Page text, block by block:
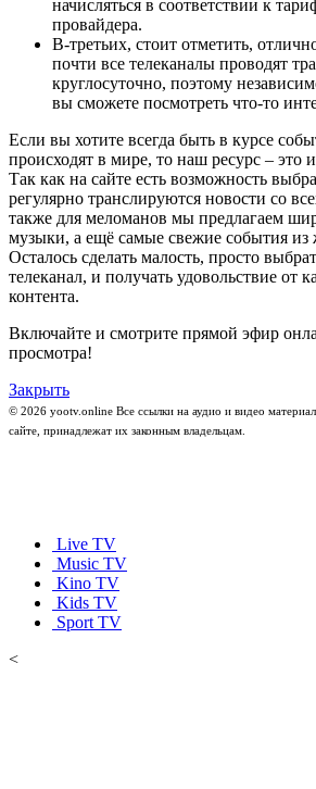
начисляться в соответствии к
провайдера.
В-третьих, стоит отметить,
почти все телеканалы проводят
круглосуточно, поэтому
вы сможете посмотреть что-то
Если вы хотите всегда быть в курсе
происходят в мире, то наш ресурс – это
Так как на сайте есть возможность
регулярно транслируются новости со
также для меломанов мы предлагаем
музыки, а ещё самые свежие события из
Осталось сделать малость, просто
телеканал, и получать удовольствие от
контента.
Включайте и смотрите прямой эфир
просмотра!
Закрыть
© 2026 yootv.online Все ссылки на аудио и видео
сайте, принадлежат их законным владельцам.
Live TV
Music TV
Kino TV
Kids TV
Sport TV
<